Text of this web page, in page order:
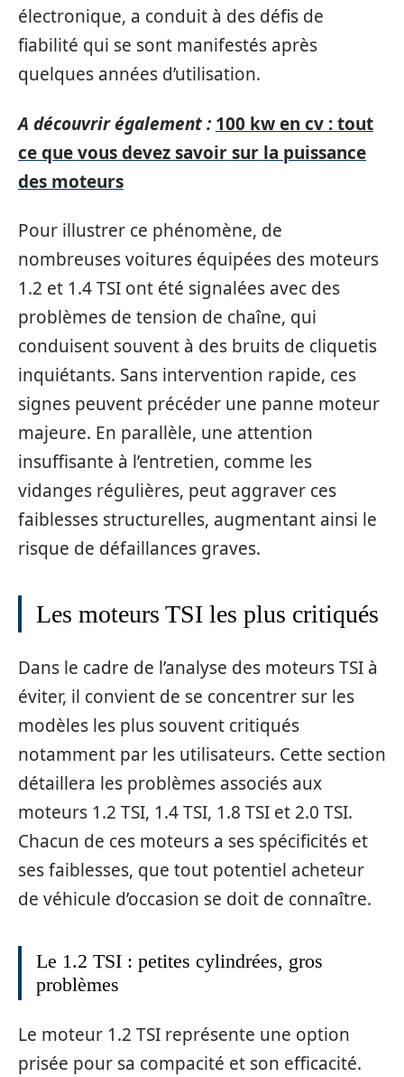
électronique, a conduit à des défis de
fiabilité qui se sont manifestés après
quelques années d’utilisation.
A découvrir également : 100 kw en cv : tout
ce que vous devez savoir sur la puissance
des moteurs
Pour illustrer ce phénomène, de
nombreuses voitures équipées des moteurs
1.2 et 1.4 TSI ont été signalées avec des
problèmes de tension de chaîne, qui
conduisent souvent à des bruits de cliquetis
inquiétants. Sans intervention rapide, ces
signes peuvent précéder une panne moteur
majeure. En parallèle, une attention
insuffisante à l’entretien, comme les
vidanges régulières, peut aggraver ces
faiblesses structurelles, augmentant ainsi le
risque de défaillances graves.
Les moteurs TSI les plus critiqués
Dans le cadre de l’analyse des moteurs TSI à
éviter, il convient de se concentrer sur les
modèles les plus souvent critiqués
notamment par les utilisateurs. Cette section
détaillera les problèmes associés aux
moteurs 1.2 TSI, 1.4 TSI, 1.8 TSI et 2.0 TSI.
Chacun de ces moteurs a ses spécificités et
ses faiblesses, que tout potentiel acheteur
de véhicule d’occasion se doit de connaître.
Le 1.2 TSI : petites cylindrées, gros
problèmes
Le moteur 1.2 TSI représente une option
prisée pour sa compacité et son efficacité.